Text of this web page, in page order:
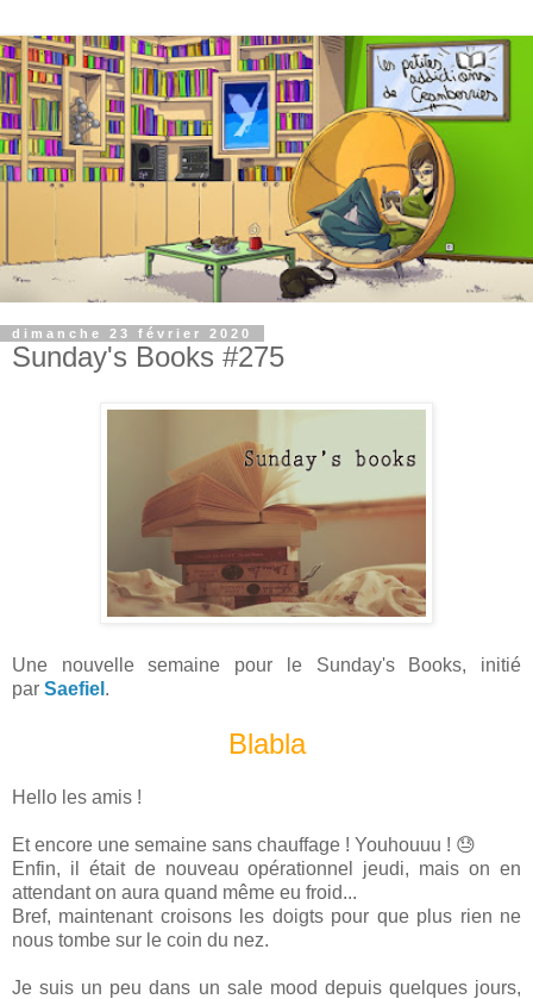
dimanche 23 février 2020
Sunday's Books #275
Une nouvelle semaine pour le Sunday's Books, initié
par Saefiel .
Blabla
Hello les amis !
Et encore une semaine sans chauffage ! Youhouuu ! 😓
Enfin, il était de nouveau opérationnel jeudi, mais on en
attendant on aura quand même eu froid...
Bref, maintenant croisons les doigts pour que plus rien ne
nous tombe sur le coin du nez.
Je suis un peu dans un sale mood depuis quelques jours,